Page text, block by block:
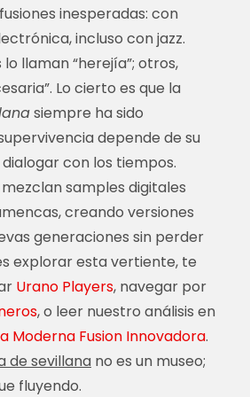
inesperadas: con
incluso con jazz.
llaman “herejía”; otros,
Lo cierto es que la
siempre ha sido
depende de su
con los tiempos.
samples digitales
creando versiones
generaciones sin perder
explorar esta vertiente, te
Urano Players, navegar por
, o leer nuestro análisis en
Moderna Fusion Innovadora.
de sevillanano es un museo;
fluyendo.